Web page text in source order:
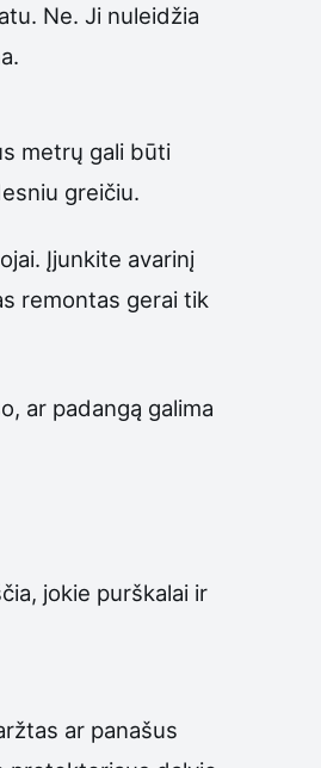
Ne. Ji nuleidžia
metrų gali būti
greičiu.
Įjunkite avarinį
remontas gerai tik
ar padangą galima
jokie purškalai ir
ar panašus